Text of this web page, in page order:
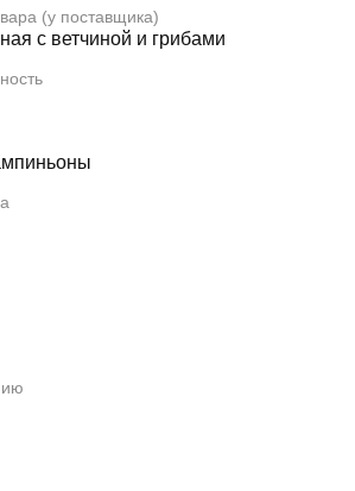
(у поставщика)
с ветчиной и грибами